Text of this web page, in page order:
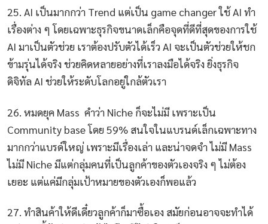
25. AI เป็นมากกว่า Trend แต่เป็น game changer ใช้ AI ทำ
เรื่องต่าง ๆ โดยเฉพาะธุรกิจขนาดเล็กคือจุดที่ดีที่สุดของการใช้
AI มาเป็นตัวช่วย เราต้องปรับตัวได้เร็ว AI จะเป็นตัวช่วยให้ชก
ข้ามรุ่นได้จริง ช่วยคิดหลายอย่างที่เราลงมือได้จริง ยิ่งธุรกิจ
ดิจิทัล AI ช่วยให้ระดับโลกอยู่ใกล้ตัวเรา
26. หมดยุค Mass คำว่า Niche ก็จะไม่มี เพราะเป็น
Community base โดย 59% สนใจในแบรนด์เล็กเฉพาะทาง
มากกว่าแบรด์ใหญ่ เพราะมีเรื่องเล่า และน่าจดจำ ไม่มี Mass
ไม่มี Niche มีแต่กลุ่มคนที่เป็นลูกค้าของตัวเองจริง ๆ ไม่ต้อง
เยอะ แต่แค่มีกลุ่มเป้าหมายของตัวเองก็พอแล้ว
27. ทำสินค้าให้ดีเดี๋ยวลูกค้าก็มาซื้อเอง สมัยก่อนอาจจะทำได้